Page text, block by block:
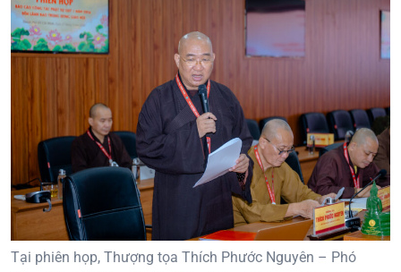
Tại phiên họp, Thượng tọa Thích Phước Nguyên – Phó